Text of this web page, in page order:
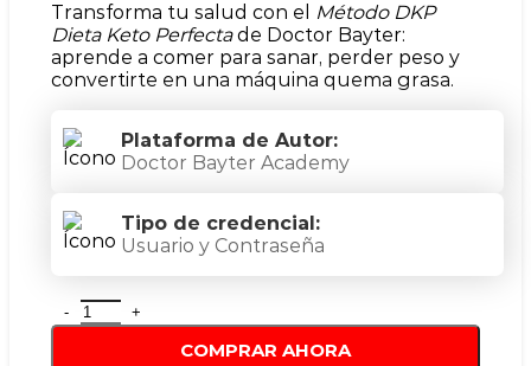
Transforma tu salud con el
Método DKP
Dieta Keto Perfectade Doctor Bayter:
aprende a comer para sanar, perder peso y
convertirte en una máquina quema grasa.
Plataforma de Autor:
Doctor Bayter Academy
Tipo de credencial:
Usuario y Contraseña
COMPRAR AHORA